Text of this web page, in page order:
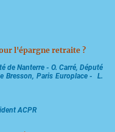
l'épargne retraite ?
de Nanterre - O. Carré, Député
Bresson, Paris Europlace - L.
ACPR